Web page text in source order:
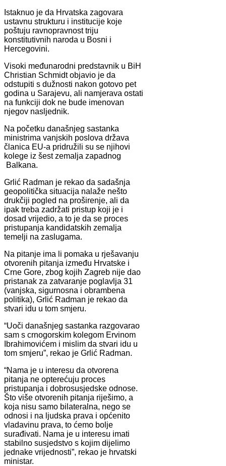
Istaknuo je da Hrvatska zagovara
ustavnu strukturu i institucije koje
poštuju ravnopravnost triju
konstitutivnih naroda u Bosni i
Hercegovini.
Visoki međunarodni predstavnik u BiH
Christian Schmidt objavio je da
odstupiti s dužnosti nakon gotovo pet
godina u Sarajevu, ali namjerava ostati
na funkciji dok ne bude imenovan
njegov nasljednik.
Na početku današnjeg sastanka
ministrima vanjskih poslova država
članica EU-a pridružili su se njihovi
kolege iz šest zemalja zapadnog
Balkana.
Grlić Radman je rekao da sadašnja
geopolitička situacija nalaže nešto
drukčiji pogled na proširenje, ali da
ipak treba zadržati pristup koji je i
dosad vrijedio, a to je da se proces
pristupanja kandidatskih zemalja
temelji na zaslugama.
Na pitanje ima li pomaka u rješavanju
otvorenih pitanja između Hrvatske i
Crne Gore, zbog kojih Zagreb nije dao
pristanak za zatvaranje poglavlja 31
(vanjska, sigurnosna i obrambena
politika), Grlić Radman je rekao da
stvari idu u tom smjeru.
“Uoči današnjeg sastanka razgovarao
sam s crnogorskim kolegom Ervinom
Ibrahimovićem i mislim da stvari idu u
tom smjeru”, rekao je Grlić Radman.
“Nama je u interesu da otvorena
pitanja ne opterećuju proces
pristupanja i dobrosusjedske odnose.
Što više otvorenih pitanja riješimo, a
koja nisu samo bilateralna, nego se
odnosi i na ljudska prava i općenito
vladavinu prava, to ćemo bolje
surađivati. Nama je u interesu imati
stabilno susjedstvo s kojim dijelimo
jednake vrijednosti”, rekao je hrvatski
ministar.